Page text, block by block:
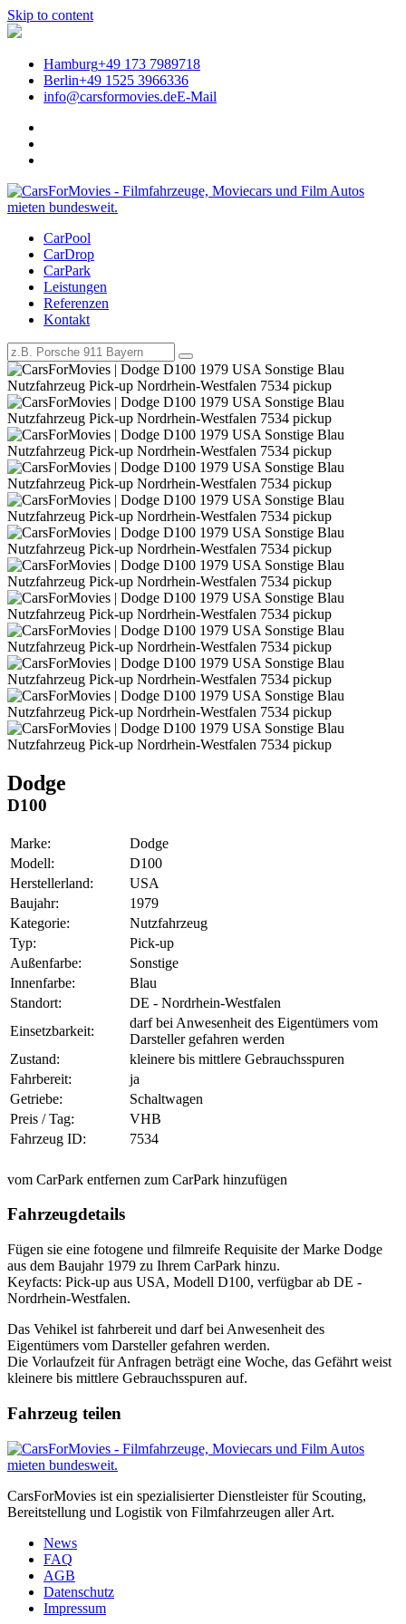
Skip to content
Hamburg+49 173 7989718
Berlin+49 1525 3966336
info@carsformovies.deE-Mail
Legendäre Filmautos für Events
mieten | CarsForMovies –
Filmautos, Filmfahrzeuge und
Oldtimer mieten
CarPool
CarDrop
CarPark
Leistungen
Referenzen
Kontakt
Dodge
D100
Marke:
Dodge
Modell:
D100
Herstellerland:
USA
Baujahr:
1979
Kategorie:
Nutzfahrzeug
Typ:
Pick-up
Außenfarbe:
Sonstige
Innenfarbe:
Blau
Standort:
DE - Nordrhein-Westfalen
Einsetzbarkeit:
darf bei Anwesenheit des Eigentümers vom
Darsteller gefahren werden
Zustand:
kleinere bis mittlere Gebrauchsspuren
Fahrbereit:
ja
Getriebe:
Schaltwagen
Preis / Tag:
VHB
Fahrzeug ID:
7534
vom CarPark entfernen zum CarPark hinzufügen
Fahrzeugdetails
Fügen sie eine fotogene und filmreife Requisite der Marke Dodge
aus dem Baujahr 1979 zu Ihrem CarPark hinzu.
Keyfacts: Pick-up aus USA, Modell D100, verfügbar ab DE -
Nordrhein-Westfalen.
Das Vehikel ist fahrbereit und darf bei Anwesenheit des
Eigentümers vom Darsteller gefahren werden.
Die Vorlaufzeit für Anfragen beträgt eine Woche, das Gefährt weist
kleinere bis mittlere Gebrauchsspuren auf.
Fahrzeug teilen
CarsForMovies ist ein spezialisierter Dienstleister für Scouting,
Bereitstellung und Logistik von Filmfahrzeugen aller Art.
News
FAQ
AGB
Datenschutz
Impressum